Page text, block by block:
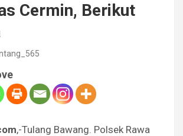
Cermin, Berikut
,-Tulang Bawang. Polsek Rawa